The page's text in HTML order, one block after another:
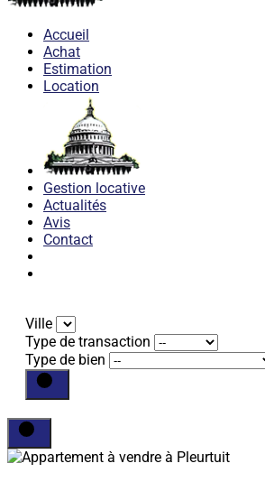
Accueil
Achat
Estimation
Location
Gestion locative
Actualités
Avis
Contact
Ville
Type de transaction
Type de bien